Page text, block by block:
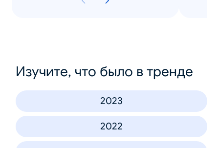
Изучите, что было в тренде
2023
2022